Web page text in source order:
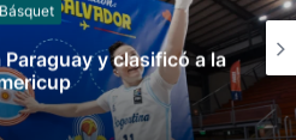
Canotaje
se consagró campeón
de canotaje slalom